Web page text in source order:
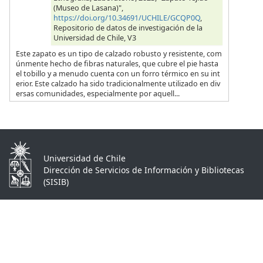
(Museo de Lasana)",
https://doi.org/10.34691/UCHILE/GCQP0Q,
Repositorio de datos de investigación de la
Universidad de Chile, V3
Este zapato es un tipo de calzado robusto y resistente, com
únmente hecho de fibras naturales, que cubre el pie hasta
el tobillo y a menudo cuenta con un forro térmico en su int
erior. Este calzado ha sido tradicionalmente utilizado en div
ersas comunidades, especialmente por aquell...
Universidad de Chile
Dirección de Servicios de Información y Bibliotecas
(SISIB)